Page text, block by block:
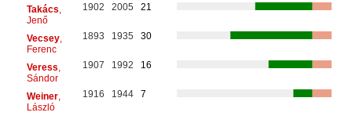
Takács
Jenő
1902 2005 21
Vecsey,
Ferenc
1893 1935 30
Veress
Sándor
1907 1992 16
Weiner,
László
1916 1944 7